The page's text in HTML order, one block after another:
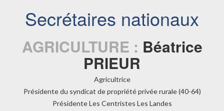
Secrétaires nationaux
AGRICULTURE : Béatrice
PRIEUR
Agricultrice
Présidente du syndicat de propriété privée rurale (40-64)
Présidente Les Centristes Les Landes